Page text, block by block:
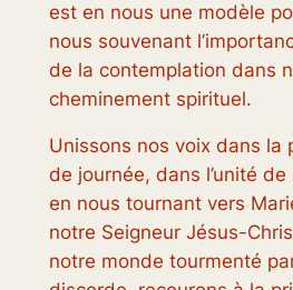
est en nous une modèle
nous souvenant
de la contemplation dans
cheminement spirituel.
Unissons nos voix dans la
de journée, dans l’unité
en nous tournant vers
notre Seigneur Jésus-
notre monde tourmenté